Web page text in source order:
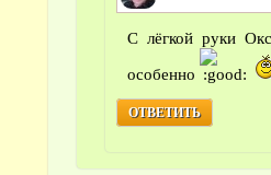
С лёгкой руки
особенно
ОТВЕТИТЬ